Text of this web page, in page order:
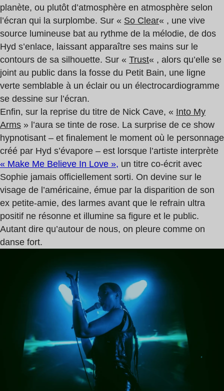
planète, ou plutôt d’atmosphère en atmosphère selon
l’écran qui la surplombe. Sur « So Clear« , une vive
source lumineuse bat au rythme de la mélodie, de dos
Hyd s’enlace, laissant apparaître ses mains sur le
contours de sa silhouette. Sur « Trust« , alors qu’elle se
joint au public dans la fosse du Petit Bain, une ligne
verte semblable à un éclair ou un électrocardiogramme
se dessine sur l’écran.
Enfin, sur la reprise du titre de Nick Cave, « Into My
Arms » l’aura se tinte de rose. La surprise de ce show
hypnotisant – et finalement le moment où le personnage
créé par Hyd s’évapore – est lorsque l’artiste interprète
« Make Me Believe In Love », un titre co-écrit avec
Sophie jamais officiellement sorti. On devine sur le
visage de l’américaine, émue par la disparition de son
ex petite-amie, des larmes avant que le refrain ultra
positif ne résonne et illumine sa figure et le public.
Autant dire qu’autour de nous, on pleure comme on
danse fort.